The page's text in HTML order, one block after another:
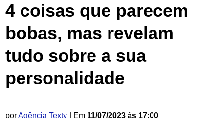
4 coisas que parecem
bobas, mas revelam
tudo sobre a sua
personalidade
porAgência Texty | Em 11/07/2023 às 17:00